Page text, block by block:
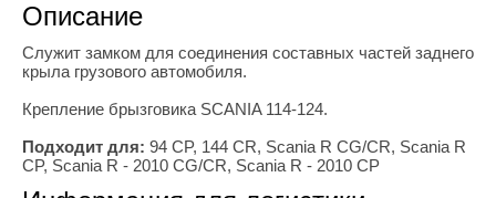
Описание
Служит замком для соединения составных частей заднего
крыла грузового автомобиля.
Крепление брызговика SCANIA 114-124.
Подходит для: 94 CP, 144 CR, Scania R CG/CR, Scania R
CP, Scania R - 2010 CG/CR, Scania R - 2010 CP